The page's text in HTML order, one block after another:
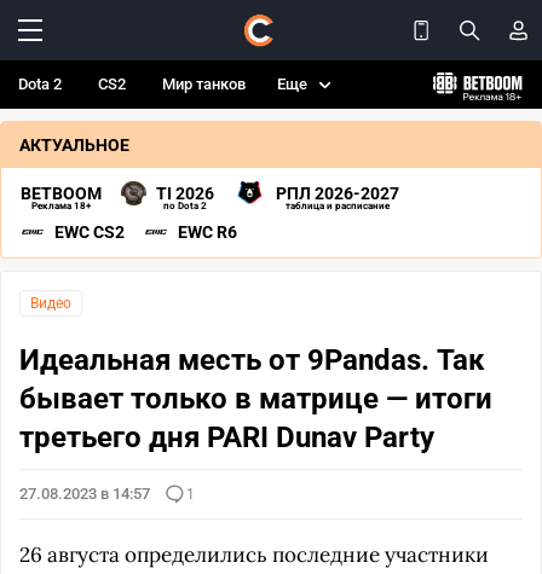
Dota 2 CS2 Мир танков Еще
АКТУАЛЬНОЕ
BETBOOM
Реклама 18+
TI 2026
по Dota 2
РПЛ 2026-2027
таблица и расписание
EWC CS2 EWC R6
Видео
Идеальная месть от 9Pandas. Так
бывает только в матрице — итоги
третьего дня PARI Dunav Party
27.08.2023 в 14:57 1
26 августа определились последние участники